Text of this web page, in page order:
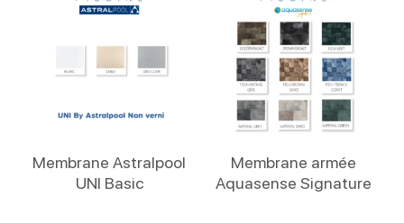
Membrane Astralpool
UNI Basic
Membrane armée
Aquasense Signature